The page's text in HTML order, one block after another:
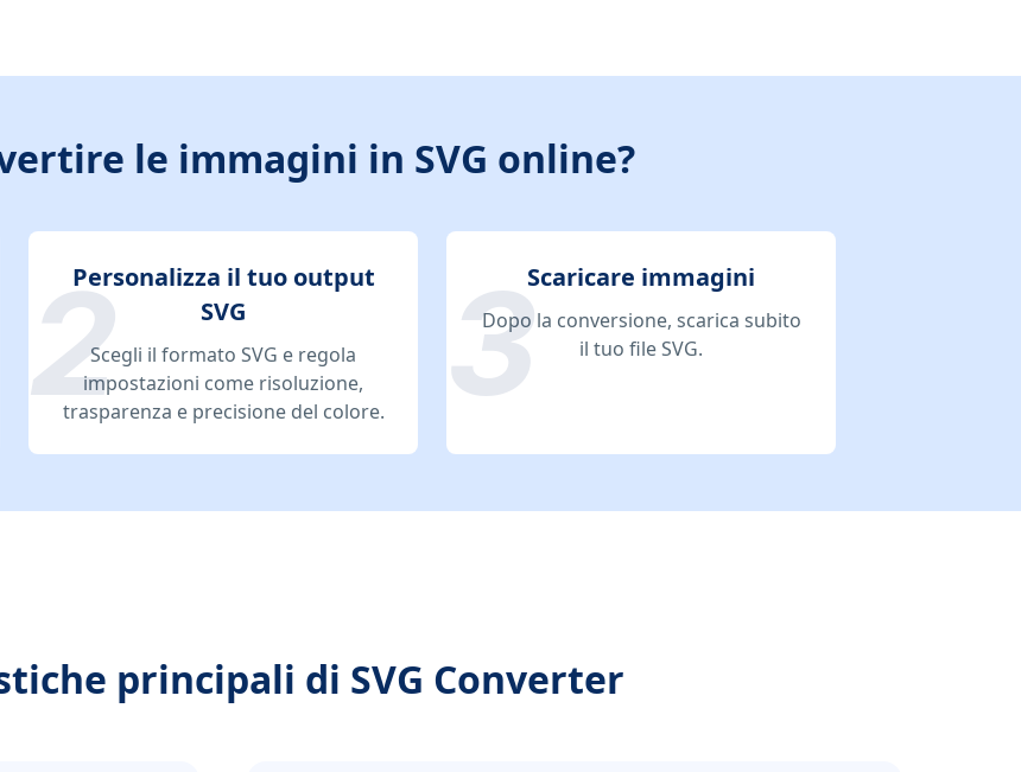
le immagini in SVG online?
Personalizza il tuo output
SVG
Scegli il formato SVG e regola
impostazioni come risoluzione,
trasparenza e precisione del colore.
Scaricare immagini
Dopo la conversione, scarica subito
il tuo file SVG.
principali di SVG Converter